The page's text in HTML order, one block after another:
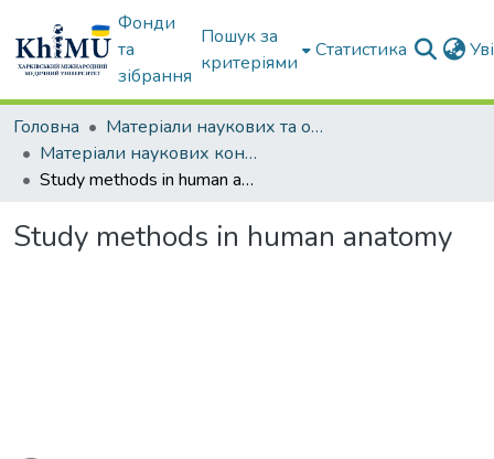
Фонди
та
зібрання
Пошук за
критеріями
Статистика
Головна
Матеріали наукових та освітніх заходів ХММУ
Матеріали наукових конференцій та форумів
Study methods in human anatomy
Study methods in human anatomy